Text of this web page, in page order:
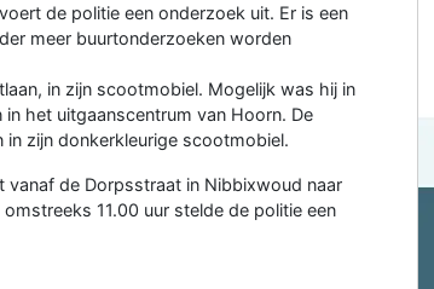
de politie een onderzoek uit. Er is een
meer buurtonderzoeken worden
in zijn scootmobiel. Mogelijk was hij in
het uitgaanscentrum van Hoorn. De
zijn donkerkleurige scootmobiel.
de Dorpsstraat in Nibbixwoud naar
11.00 uur stelde de politie een